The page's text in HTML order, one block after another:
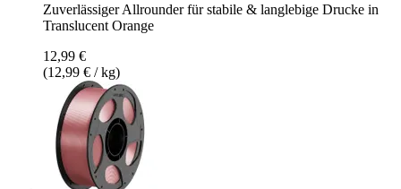
Zuverlässiger Allrounder für stabile & langlebige Drucke in
Translucent Orange
12,99 €
(12,99 € / kg)